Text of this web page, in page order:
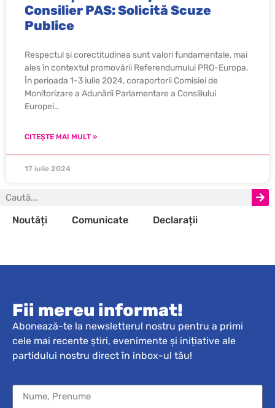
Consilier PAS: Solicită Scuze
Publice
Respectul și corectitudinea sunt valori fundamentale, mai
ales în contextul promovării Referendumului PRO-Europa.
În perioada 1-3 iulie 2024, coraportorii Comisiei de
Monitorizare a Adunării Parlamentare a Consiliului
Europei…
CITEȘTE MAI MULT »
17 iulie 2024
Noutăți Comunicate Declarații
Fii mereu informat!
Abonează-te la newsletterul nostru pentru a primi
cele mai recente știri, evenimente și inițiative ale
partidului nostru direct în inbox-ul tău!